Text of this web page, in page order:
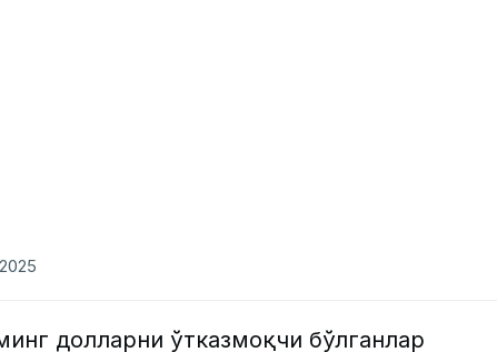
долларни ўтказмоқчи бўлганлар